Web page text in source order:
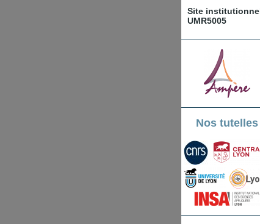
Site
UMR5005
Nos tutelles